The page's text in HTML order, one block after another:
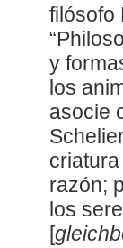
filósofo
y
los
asocie
razón;
los
[